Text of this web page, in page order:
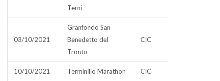
Terni
03/10/2021
Granfondo San
Benedetto del
Tronto
CIC
10/10/2021 Terminillo Marathon CIC